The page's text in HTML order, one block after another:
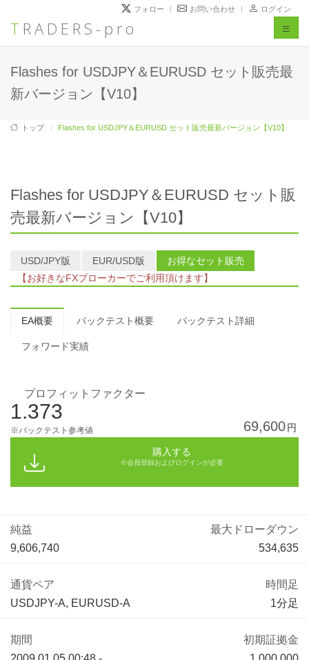
TRADERS-pro
フォロー お問い合わせ ログイン
Toggle
Flashes for USDJPY＆EURUSD セット販売最
新バージョン【V10】
トップ Flashes for USDJPY＆EURUSD セット販売最新バージョン【V10】
Flashes for USDJPY＆EURUSD セット販
売最新バージョン【V10】
USD/JPY版 EUR/USD版
お得なセット販売
【お好きなFXブローカーでご利用頂けます】
EA概要 バックテスト概要 バックテスト詳細
フォワード実績
プロフィットファクター
1.373
※バックテスト参考値 69,600円
購入する
※会員登録およびログインが必要
純益
9,606,740
最大ドローダウン
534,635
通貨ペア
USDJPY-A, EURUSD-A
時間足
1分足
期間
初期証拠金